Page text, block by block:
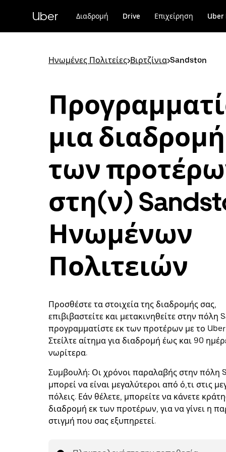
περιεχόμενο
Uber Διαδρομή Drive Επιχείρηση Uber
Ηνωμένες Πολιτείες>Βιρτζίνια>Sandston
μια
των
στη(ν)
Ηνωμένων
Πολιτειών
Προσθέστε τα στοιχεία της διαδρομής σας,
επιβιβαστείτε και μετακινηθείτε στην πόλη
προγραμματίστε εκ των προτέρων με το Uber
Στείλτε αίτημα για διαδρομή έως και 90
νωρίτερα.
Συμβουλή: Οι χρόνοι παραλαβής στην πόλη
μπορεί να είναι μεγαλύτεροι από ό,τι στις
πόλεις. Εάν θέλετε, μπορείτε να κάνετε
διαδρομή εκ των προτέρων, για να γίνει η
στιγμή που σας εξυπηρετεί.